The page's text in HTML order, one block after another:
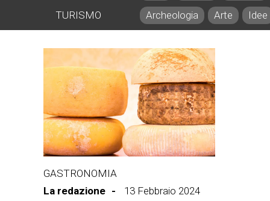
TURISMO
Archeologia Arte Idee
GASTRONOMIA
La redazione
13 Febbraio 2024